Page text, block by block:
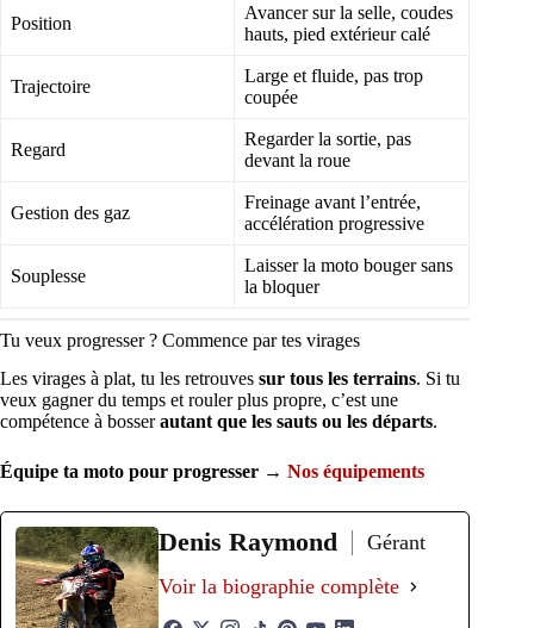
Position
Avancer sur la selle, coudes
hauts, pied extérieur calé
Trajectoire
Large et fluide, pas trop
coupée
Regard
Regarder la sortie, pas
devant la roue
Gestion des gaz
Freinage avant l’entrée,
accélération progressive
Souplesse
Laisser la moto bouger sans
la bloquer
Tu veux progresser ? Commence par tes virages
Les virages à plat, tu les retrouves sur tous les terrains. Si tu
veux gagner du temps et rouler plus propre, c’est une
compétence à bosserautant que les sauts ou les départs.
Équipe ta moto pour progresser → Nos équipements
Denis Raymond
Gérant
Voir la biographie complète